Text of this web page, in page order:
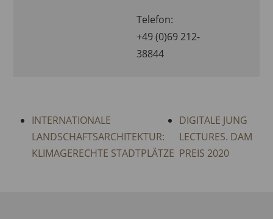
Telefon:
+49 (0)69 212-
38844
INTERNATIONALE
LANDSCHAFTSARCHITEKTUR:
KLIMAGERECHTE STADTPLÄTZE
DIGITALE JUNG
LECTURES. DAM
PREIS 2020